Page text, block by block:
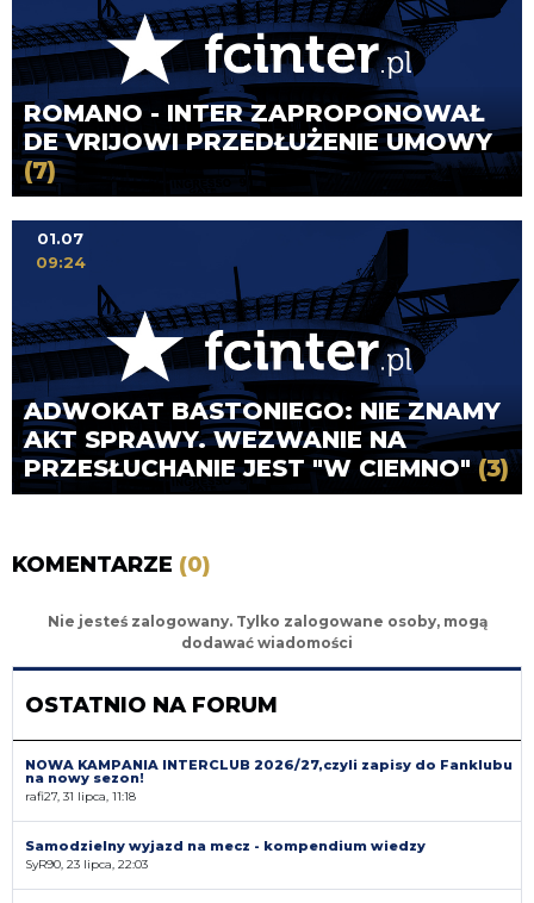
ROMANO - INTER ZAPROPONOWAŁ
DE VRIJOWI PRZEDŁUŻENIE UMOWY
(7)
ADWOKAT BASTONIEGO: NIE ZNAMY
AKT SPRAWY. WEZWANIE NA
PRZESŁUCHANIE JEST "W CIEMNO"(3)
01.07
09:24
KOMENTARZE (0)
Nie jesteś zalogowany. Tylko zalogowane osoby, mogą
dodawać wiadomości
OSTATNIO NA FORUM
NOWA KAMPANIA INTERCLUB 2026/27,czyli zapisy do Fanklubu
na nowy sezon!
rafi27, 31 lipca, 11:18
Samodzielny wyjazd na mecz - kompendium wiedzy
SyR90, 23 lipca, 22:03